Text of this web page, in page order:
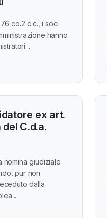
co.2 c.c., i soci
hanno
ex art.
C.d.a.
nomina giudiziale
pur non
dalla